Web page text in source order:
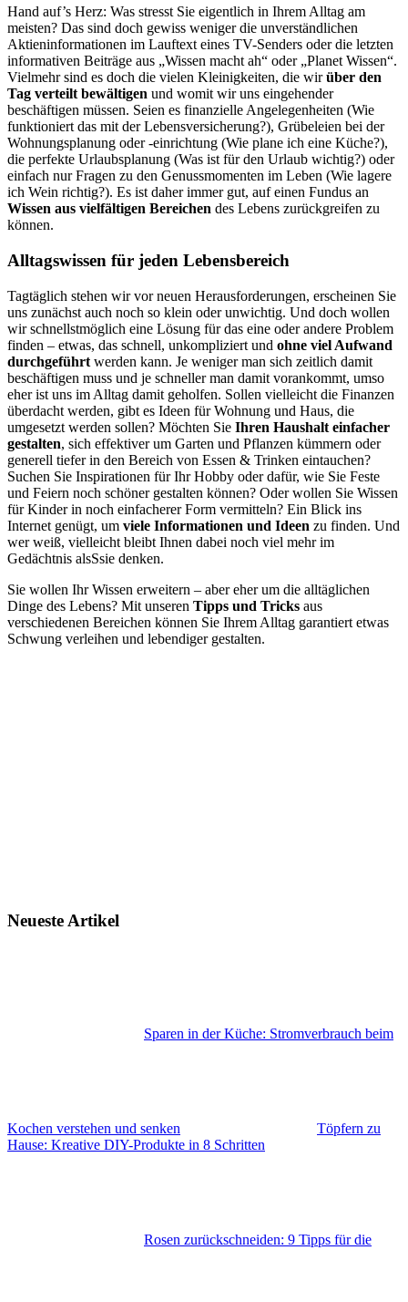
Hand auf’s Herz: Was stresst Sie eigentlich in Ihrem Alltag am
meisten? Das sind doch gewiss weniger die unverständlichen
Aktieninformationen im Lauftext eines TV-Senders oder die letzten
informativen Beiträge aus „Wissen macht ah“ oder „Planet Wissen“.
Vielmehr sind es doch die vielen Kleinigkeiten, die wirüber den
Tag verteilt bewältigen und womit wir uns eingehender
beschäftigen müssen. Seien es finanzielle Angelegenheiten (Wie
funktioniert das mit der Lebensversicherung?), Grübeleien bei der
Wohnungsplanung oder -einrichtung (Wie plane ich eine Küche?),
die perfekte Urlaubsplanung (Was ist für den Urlaub wichtig?) oder
einfach nur Fragen zu den Genussmomenten im Leben (Wie lagere
ich Wein richtig?). Es ist daher immer gut, auf einen Fundus an
Wissen aus vielfältigen Bereichen des Lebens zurückgreifen zu
können.
Alltagswissen für jeden Lebensbereich
Tagtäglich stehen wir vor neuen Herausforderungen, erscheinen Sie
uns zunächst auch noch so klein oder unwichtig. Und doch wollen
wir schnellstmöglich eine Lösung für das eine oder andere Problem
finden – etwas, das schnell, unkompliziert und ohne viel Aufwand
durchgeführt werden kann. Je weniger man sich zeitlich damit
beschäftigen muss und je schneller man damit vorankommt, umso
eher ist uns im Alltag damit geholfen. Sollen vielleicht die Finanzen
überdacht werden, gibt es Ideen für Wohnung und Haus, die
umgesetzt werden sollen? Möchten Sie Ihren Haushalt einfacher
gestalten, sich effektiver um Garten und Pflanzen kümmern oder
generell tiefer in den Bereich von Essen & Trinken eintauchen?
Suchen Sie Inspirationen für Ihr Hobby oder dafür, wie Sie Feste
und Feiern noch schöner gestalten können? Oder wollen Sie Wissen
für Kinder in noch einfacherer Form vermitteln? Ein Blick ins
Internet genügt, um viele Informationen und Ideen zu finden. Und
wer weiß, vielleicht bleibt Ihnen dabei noch viel mehr im
Gedächtnis alsSsie denken.
Sie wollen Ihr Wissen erweitern – aber eher um die alltäglichen
Dinge des Lebens? Mit unseren Tipps und Tricks aus
verschiedenen Bereichen können Sie Ihrem Alltag garantiert etwas
Schwung verleihen und lebendiger gestalten.
Neueste Artikel
Sparen in der Küche: Stromverbrauch beim
Kochen verstehen und senken
Töpfern zu
Hause: Kreative DIY-Produkte in 8 Schritten
Rosen zurückschneiden: 9 Tipps für die